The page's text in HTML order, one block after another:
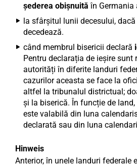
șederea obișnuită în Germania
la sfârșitul lunii decesului, dacă
decedează.
când membrul bisericii declară
Pentru declarația de ieșire sunt
autorități în diferite landuri
cazurilor aceasta se face la
altfel la tribunalul districtual;
și la biserică. În funcție de
este valabilă din luna
declarată sau din luna
Hinweis
Anterior, în unele landuri federale